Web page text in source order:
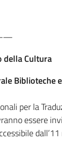
della Cultura
Biblioteche
per la
essere